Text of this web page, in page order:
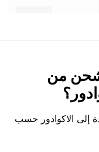
من
إلى الاكوادور حسب